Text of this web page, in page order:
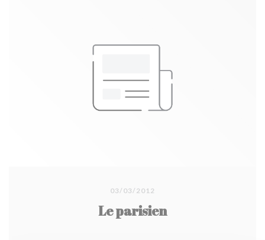
03/03/2012
Le parisien